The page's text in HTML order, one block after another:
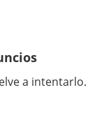
a intentarlo.